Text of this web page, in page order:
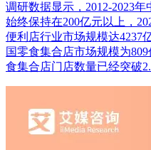
调研数据显示，2012-2023
始终保持在200亿元以上，
便利店行业市场规模达4237
国零食集合店市场规模为
食集合店门店数量已经突破